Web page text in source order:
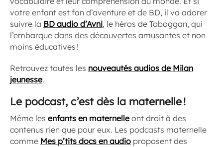
votre enfant est fan d’aventure et de BD, il va adorer
suivre la BD audio d’Avni, le héros de Toboggan, qui
l’embarque dans des découvertes amusantes et non
moins éducatives !
Retrouvez toutes les nouveautés audios de Milan
jeunesse.
Le podcast, c’est dès la maternelle !
Même les enfants en maternelleont droit à des
contenus rien que pour eux. Les podcasts maternelle
comme Mes p’tits docs en audio proposent des